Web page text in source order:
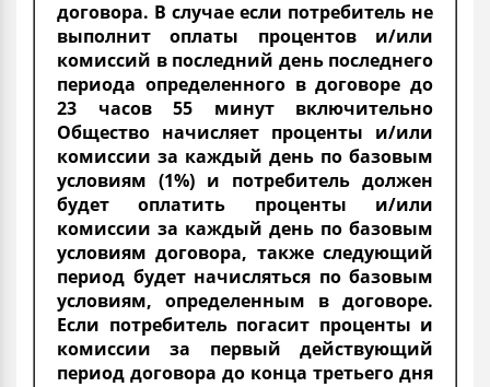
договора. В случае если потребитель не
выполнит оплаты процентов и/или
комиссий в последний день последнего
периода определенного в договоре до
23 часов 55 минут включительно
Общество начисляет проценты и/или
комиссии за каждый день по базовым
условиям (1%) и потребитель должен
будет оплатить проценты и/или
комиссии за каждый день по базовым
условиям договора, также следующий
период будет начисляться по базовым
условиям, определенным в договоре.
Если потребитель погасит проценты и
комиссии за первый действующий
период договора до конца третьего дня